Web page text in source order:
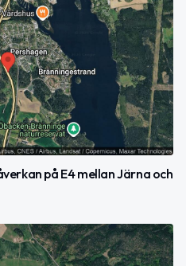
på E4 mellan Järna och